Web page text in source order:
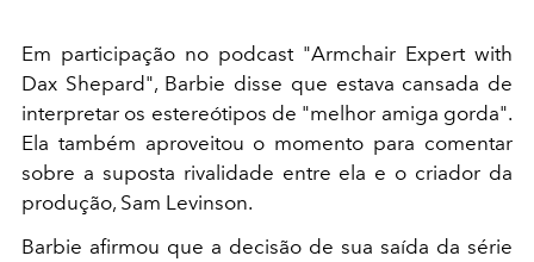
Em participação no podcast "Armchair Expert with
Dax Shepard", Barbie disse que estava cansada de
interpretar os estereótipos de "melhor amiga gorda".
Ela também aproveitou o momento para comentar
sobre a suposta rivalidade entre ela e o criador da
produção, Sam Levinson.
Barbie afirmou que a decisão de sua saída da série